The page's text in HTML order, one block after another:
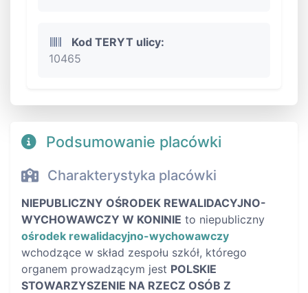
Kod TERYT ulicy:
10465
Podsumowanie placówki
Charakterystyka placówki
NIEPUBLICZNY OŚRODEK REWALIDACYJNO-
WYCHOWAWCZY W KONINIE to niepubliczny
ośrodek rewalidacyjno-wychowawczy
wchodzące w skład zespołu szkół, którego
organem prowadzącym jest POLSKIE
STOWARZYSZENIE NA RZECZ OSÓB Z